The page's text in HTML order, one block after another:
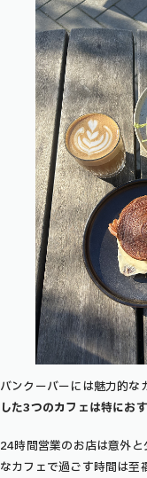
バンクーバーには魅力的な
した3つのカフェは特にお
24時間営業のお店は意外
なカフェで過ごす時間は至